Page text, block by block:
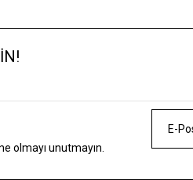
olmayı unutmayın.